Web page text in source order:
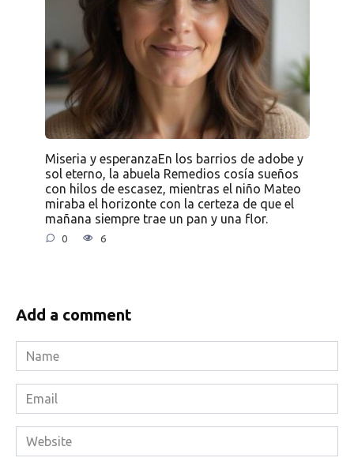
Miseria y esperanzaEn los barrios de adobe y
sol eterno, la abuela Remedios cosía sueños
con hilos de escasez, mientras el niño Mateo
miraba el horizonte con la certeza de que el
mañana siempre trae un pan y una flor.
0 6
Add a comment
Name
*
Email
*
Website